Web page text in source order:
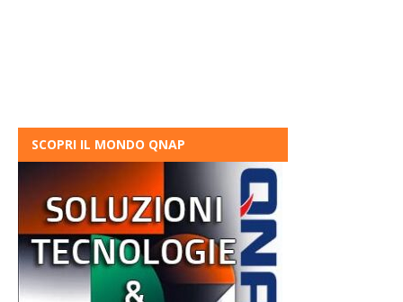
SCOPRI IL MONDO QNAP